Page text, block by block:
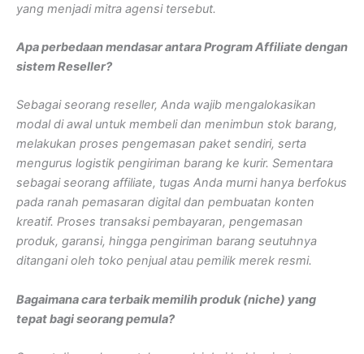
yang menjadi mitra agensi tersebut.
Apa perbedaan mendasar antara Program Affiliate dengan
sistem Reseller?
Sebagai seorang reseller, Anda wajib mengalokasikan
modal di awal untuk membeli dan menimbun stok barang,
melakukan proses pengemasan paket sendiri, serta
mengurus logistik pengiriman barang ke kurir. Sementara
sebagai seorang affiliate, tugas Anda murni hanya berfokus
pada ranah pemasaran digital dan pembuatan konten
kreatif. Proses transaksi pembayaran, pengemasan
produk, garansi, hingga pengiriman barang seutuhnya
ditangani oleh toko penjual atau pemilik merek resmi.
Bagaimana cara terbaik memilih produk (niche) yang
tepat bagi seorang pemula?